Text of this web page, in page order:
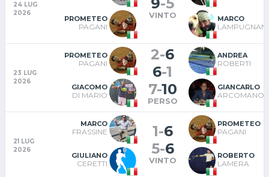
24 LUG
2026
PROMETEO
PAGANI
VINTO MARCO
LAMPUGNANI
23 LUG
2026
PROMETEO
PAGANI
GIACOMO
DI MARIO
2-6
6-1
7-10
PERSO
ANDREA
ROBERTI
GIANCARLO
ARCOMANO
21 LUG
2026
MARCO
FRASSINE
GIULIANO
CERETTI
1-6
5-6
VINTO
PROMETEO
PAGANI
ROBERTO
LAMERA